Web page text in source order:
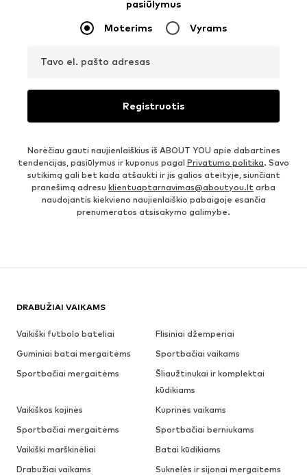
pasiūlymus
Moterims Vyrams
Tavo el. pašto adresas
Registruotis
Norėčiau gauti naujienlaiškius iš ABOUT YOU apie dabartines
tendencijas, pasiūlymus ir kuponus pagal Privatumo politika. Savo
sutikimą gali bet kada atšaukti ir jis galios ateityje, siunčiant
pranešimą adresu klientuaptarnavimas@aboutyou.lt arba
naudojantis kiekvieno naujienlaiškio pabaigoje esančia
prenumeratos atsisakymo galimybe.
DRABUŽIAI VAIKAMS
Vaikiški futbolo bateliai
Flisiniai džemperiai
Guminiai batai mergaitėms
Sportbačiai vaikams
Sportbačiai mergaitėms
Šliaužtinukai ir komplektai
kūdikiams
Vaikiškos kojinės
Kuprinės vaikams
Sportbačiai mergaitėms
Sportbačiai berniukams
Vaikiški marškinėliai
Batai kūdikiams
Drabužiai vaikams
Suknelės ir sijonai mergaitems